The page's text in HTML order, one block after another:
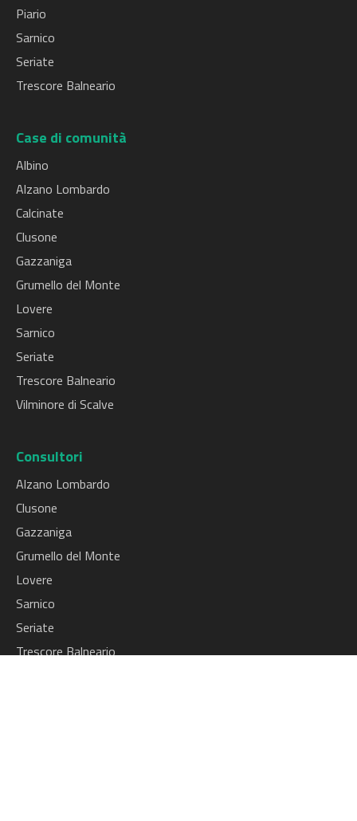
Piario
Sarnico
Seriate
Trescore Balneario
Case di comunità
Albino
Alzano Lombardo
Calcinate
Clusone
Gazzaniga
Grumello del Monte
Lovere
Sarnico
Seriate
Trescore Balneario
Vilminore di Scalve
Consultori
Alzano Lombardo
Clusone
Gazzaniga
Grumello del Monte
Lovere
Sarnico
Seriate
Trescore Balneario